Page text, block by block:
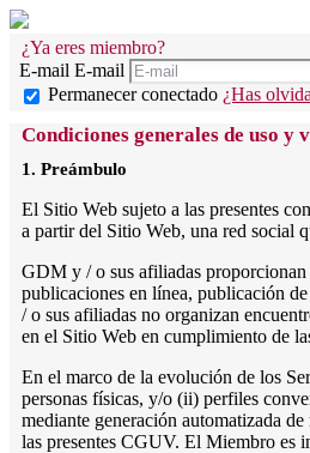
¿Ya eres miembro?
E-mail E-mail
Permanecer conectado ¿Has
Condiciones generales de uso y
1. Preámbulo
El Sitio Web sujeto a las presentes
a partir del Sitio Web, una red social
GDM y / o sus afiliadas proporcionan
publicaciones en línea, publicación
/ o sus afiliadas no organizan
en el Sitio Web en cumplimiento de
En el marco de la evolución de los
personas físicas, y/o (ii) perfiles
mediante generación automatizada
las presentes CGUV. El Miembro es